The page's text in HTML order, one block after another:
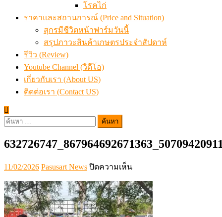
โรคไก่
ราคาและสถานการณ์ (Price and Situation)
สุกรมีชีวิตหน้าฟาร์มวันนี้
สรุปภาวะสินค้าเกษตรประจำสัปดาห์
รีวิว (Review)
Youtube Channel (วิดีโอ)
เกี่ยวกับเรา (About US)
ติดต่อเรา (Contact US)
ค้นหา
Posted
on
11/02/2026 Author
Pasusart News ปิดความเห็นบน